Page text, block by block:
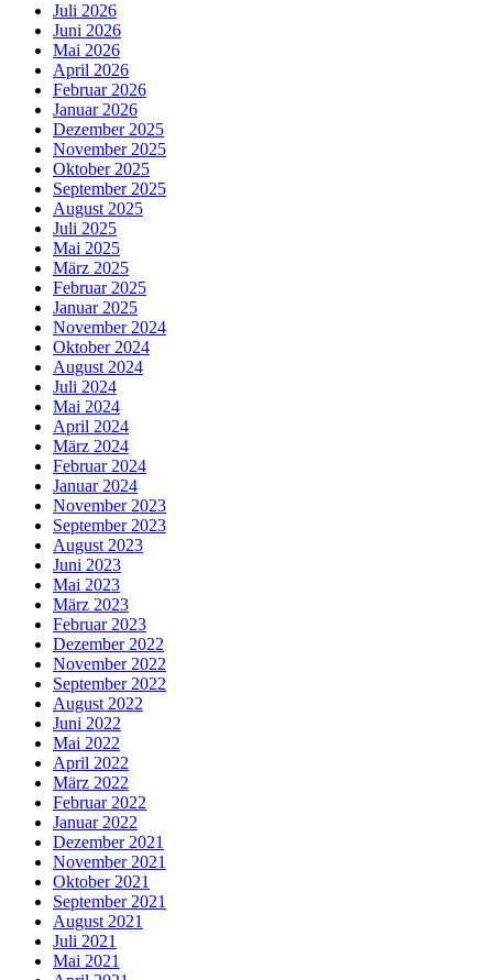
Juli 2026
Juni 2026
Mai 2026
April 2026
Februar 2026
Januar 2026
Dezember 2025
November 2025
Oktober 2025
September 2025
August 2025
Juli 2025
Mai 2025
März 2025
Februar 2025
Januar 2025
November 2024
Oktober 2024
August 2024
Juli 2024
Mai 2024
April 2024
März 2024
Februar 2024
Januar 2024
November 2023
September 2023
August 2023
Juni 2023
Mai 2023
März 2023
Februar 2023
Dezember 2022
November 2022
September 2022
August 2022
Juni 2022
Mai 2022
April 2022
März 2022
Februar 2022
Januar 2022
Dezember 2021
November 2021
Oktober 2021
September 2021
August 2021
Juli 2021
Mai 2021